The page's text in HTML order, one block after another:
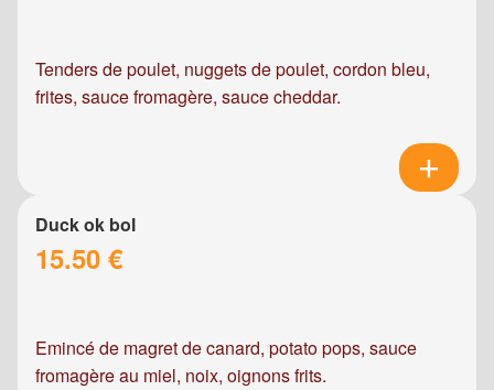
Tenders de poulet, nuggets de poulet, cordon bleu,
frites, sauce fromagère, sauce cheddar.
Duck ok bol
15.50 €
Emincé de magret de canard, potato pops, sauce
fromagère au miel, noix, oignons frits.